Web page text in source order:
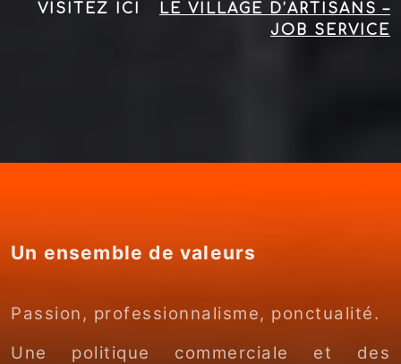
VISITEZ ICI LE VILLAGE D’ARTISANS –
JOB SERVICE
Un ensemble de valeurs
Passion, professionnalisme, ponctualité.
Une politique commerciale et des